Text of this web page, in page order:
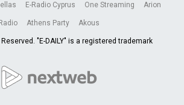
E-Radio Cyprus One Streaming Arion
Radio Athens Party Akous
"E-DAILY" is a registered trademark